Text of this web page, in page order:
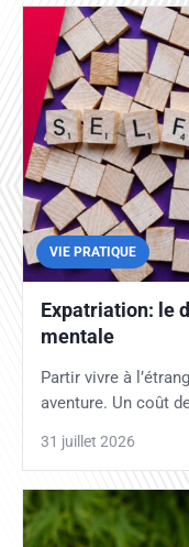
VIE PRATIQUE
Expatriation: le
mentale
Partir vivre à
aventure. Un coût
31 juillet 2026